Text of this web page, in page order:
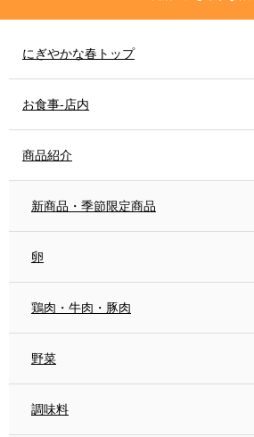
にぎやかな春トップ
お食事-店内
商品紹介
新商品・季節限定商品
卵
鶏肉・牛肉・豚肉
野菜
調味料